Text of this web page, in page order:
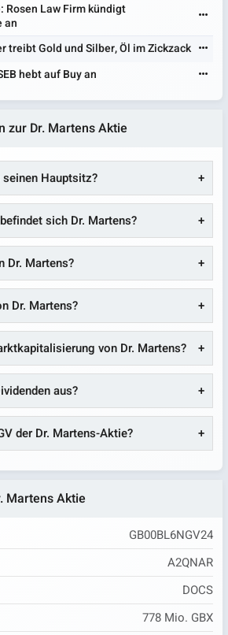
Rosen Law Firm kündigt
an
treibt Gold und Silber, Öl im Zickzack
hebt auf Buy an
zur Dr. Martens Aktie
Hauptsitz?
sich Dr. Martens?
Dr. Martens?
Dr. Martens?
von Dr. Martens?
aus?
der Dr. Martens-Aktie?
Martens Aktie
GB00BL6NGV24
A2QNAR
DOCS
778 Mio. GBX